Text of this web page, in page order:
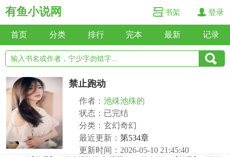
有鱼小说网 书架 登录
首页 分类 排行 完本 最新 记录
禁止跑动
作者： 池殊池殊的
状态：已完结
分类：玄幻奇幻
最近更新： 第534章
更新时间：2026-05-10 21:45:40